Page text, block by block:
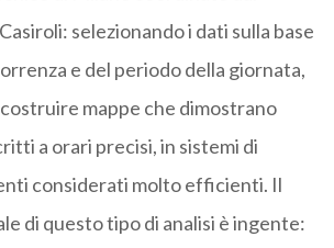
selezionando i dati sulla base
e del periodo della giornata,
mappe che dimostrano
a orari precisi, in sistemi di
considerati molto efficienti. Il
di questo tipo di analisi è ingente: